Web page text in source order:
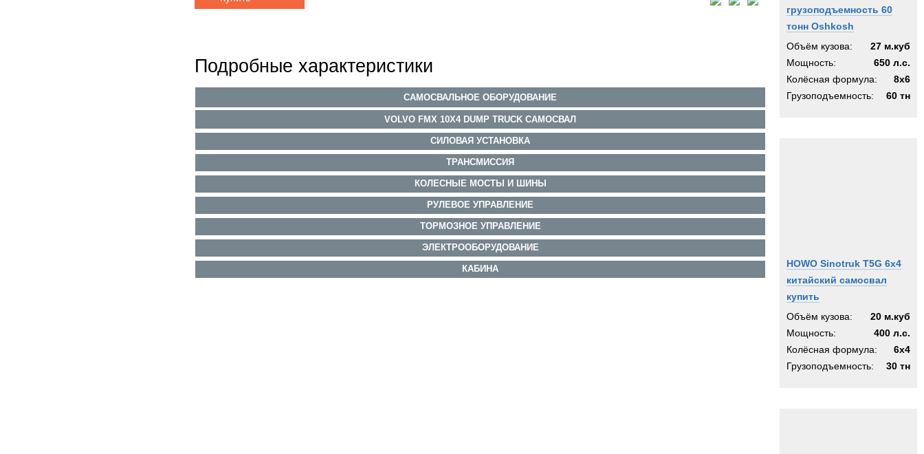
грузоподъемность 60
тонн Oshkosh
Объём кузова:
27 м.куб
Мощность:
650 л.с.
Колёсная формула:
8x6
Грузоподъемность:
60 тн
HOWO Sinotruk T5G 6х4
китайский самосвал
купить
Объём кузова:
20 м.куб
Мощность:
400 л.с.
Колёсная формула:
6x4
Грузоподъемность:
30 тн
Подробные характеристики
САМОСВАЛЬНОЕ ОБОРУДОВАНИЕ
VOLVO FMX 10X4 DUMP TRUCK САМОСВАЛ
СИЛОВАЯ УСТАНОВКА
ТРАНСМИССИЯ
КОЛЕСНЫЕ МОСТЫ И ШИНЫ
РУЛЕВОЕ УПРАВЛЕНИЕ
ТОРМОЗНОЕ УПРАВЛЕНИЕ
ЭЛЕКТРООБОРУДОВАНИЕ
КАБИНА